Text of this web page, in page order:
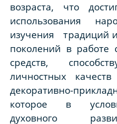
возраста, что
использования
изучения традиций
поколений в
средств,
личностных
декоративно-
которое в
духовного